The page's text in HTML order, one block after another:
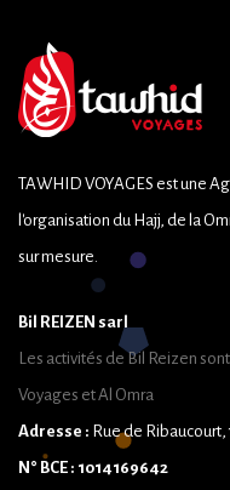
TAWHID VOYAGES est une
l'organisation du Hajj, de la
sur mesure.
Bil REIZEN sarl
Les activités de Bil Reizen
Voyages et Al Omra
Adresse : Rue de
N° BCE : 1014169642